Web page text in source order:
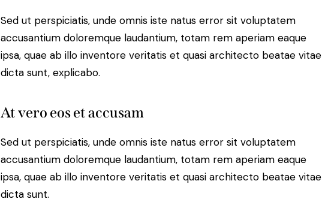
Sed ut perspiciatis, unde omnis iste natus error sit voluptatem
accusantium doloremque laudantium, totam rem aperiam eaque
ipsa, quae ab illo inventore veritatis et quasi architecto beatae vitae
dicta sunt, explicabo.
At vero eos et accusam
Sed ut perspiciatis, unde omnis iste natus error sit voluptatem
accusantium doloremque laudantium, totam rem aperiam eaque
ipsa, quae ab illo inventore veritatis et quasi architecto beatae vitae
dicta sunt.